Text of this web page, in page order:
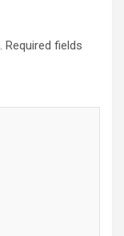
Required fields